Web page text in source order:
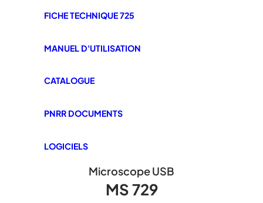
FICHE TECHNIQUE 725
MANUEL D'UTILISATION
CATALOGUE
PNRR DOCUMENTS
LOGICIELS
Microscope USB
MS 729